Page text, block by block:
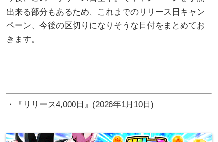
出来る部分もあるため、これまでのリリース日キャン
ペーン、今後の区切りになりそうな日付をまとめてお
きます。
・『リリース4,000日』(2026年1月10日)